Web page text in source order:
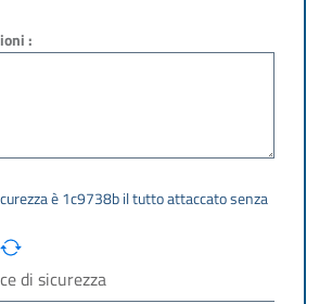
: